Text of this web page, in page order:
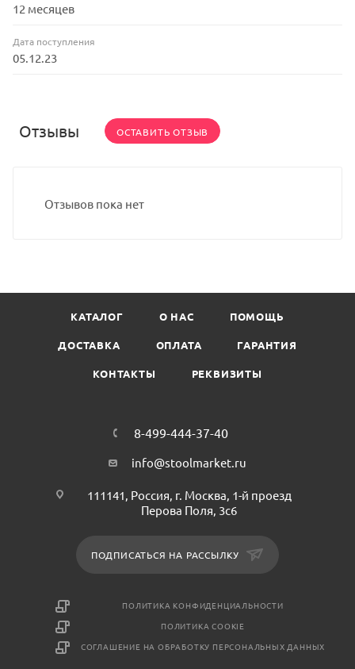
12 месяцев
Дата поступления
05.12.23
Отзывы ОСТАВИТЬ ОТЗЫВ
Отзывов пока нет
КАТАЛОГ О НАС ПОМОЩЬ
ДОСТАВКА ОПЛАТА ГАРАНТИЯ
КОНТАКТЫ РЕКВИЗИТЫ
8-499-444-37-40
info@stoolmarket.ru
111141, Россия, г. Москва, 1-й проезд
Перова Поля, 3с6
ПОДПИСАТЬСЯ НА РАССЫЛКУ
ПОЛИТИКА КОНФИДЕНЦИАЛЬНОСТИ
ПОЛИТИКА COOKIE
СОГЛАШЕНИЕ НА ОБРАБОТКУ ПЕРСОНАЛЬНЫХ ДАННЫХ